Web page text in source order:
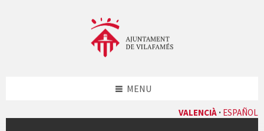
VALENCIÀ ESPAÑOL
MENU